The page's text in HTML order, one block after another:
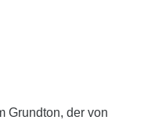
Grundton, der von